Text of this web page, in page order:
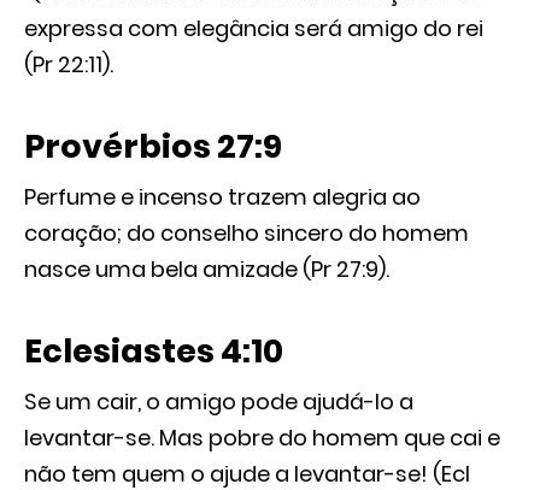
expressa com elegância será amigo do rei
(Pr 22:11).
Provérbios 27:9
Perfume e incenso trazem alegria ao
coração; do conselho sincero do homem
nasce uma bela amizade (Pr 27:9).
Eclesiastes 4:10
Se um cair, o amigo pode ajudá-lo a
levantar-se. Mas pobre do homem que cai e
não tem quem o ajude a levantar-se! (Ecl